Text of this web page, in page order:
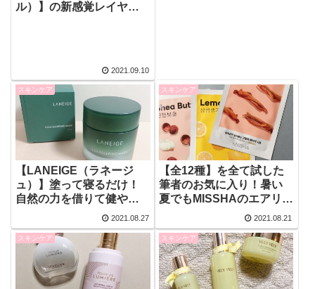
ル）】の新感覚レイヤー
2021.09.10
スキンケア
【LANEIGE（ラネージ
ュ）】塗って寝るだけ！
自然の力を借りて健やか
なお肌を保ちましょう！
【シカスリーピングマス
ク】
2021.08.27
スキンケア
【全12種】を全て試した
筆者のお気に入り！暑い
夏でもMISSHAのエアリー
シートマスクでダメージ
レスなお肌に！【保湿ケ
ア】
2021.08.21
スキンケア スキンケア